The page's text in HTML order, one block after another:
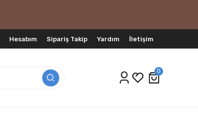
Hesabım Sipariş Takip Yardım İletişim
0